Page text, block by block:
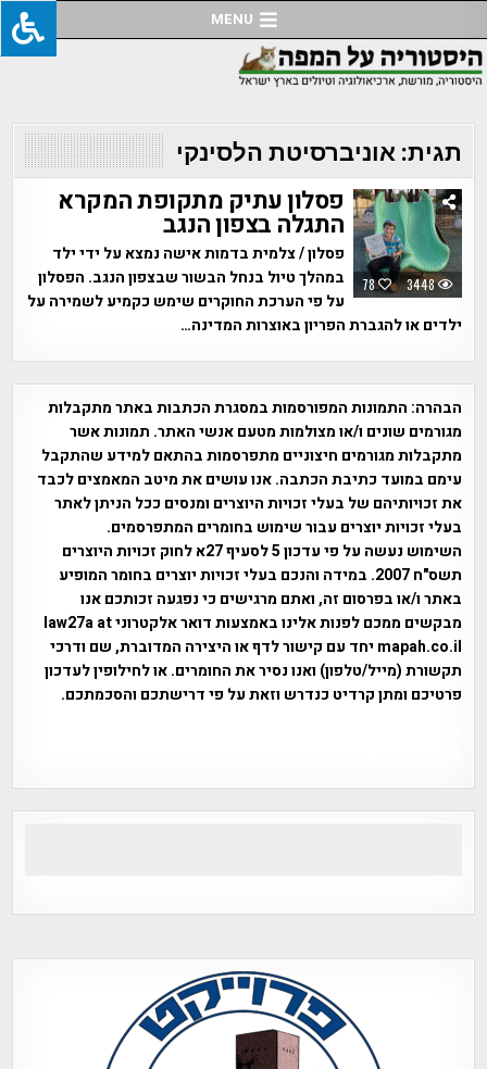
to
content
MENU
תגית:אוניברסיטת הלסינקי
78 3448
פסלון עתיק מתקופת המקרא
התגלה בצפון הנגב
פסלון / צלמית בדמות אישה נמצא על ידי ילד
במהלך טיול בנחל הבשור שבצפון הנגב. הפסלון
על פי הערכת החוקרים שימש כקמיע לשמירה על
ילדים או להגברת הפריון באוצרות המדינה…
הבהרה: התמונות המפורסמות במסגרת הכתבות באתר מתקבלות
מגורמים שונים ו/או מצולמות מטעם אנשי האתר. תמונות אשר
מתקבלות מגורמים חיצוניים מתפרסמות בהתאם למידע שהתקבל
עימם במועד כתיבת הכתבה. אנו עושים את מיטב המאמצים לכבד
את זכויותיהם של בעלי זכויות היוצרים ומנסים ככל הניתן לאתר
בעלי זכויות יוצרים עבור שימוש בחומרים המתפרסמים.
השימוש נעשה על פי עדכון 5 לסעיף 27א לחוק זכויות היוצרים
תשס"ח 2007. במידה והנכם בעלי זכויות יוצרים בחומר המופיע
באתר ו/או בפרסום זה, ואתם מרגישים כי נפגעה זכותכם אנו
מבקשים ממכם לפנות אלינו באמצעות דואר אלקטרוני law27a at
mapah.co.il יחד עם קישור לדף או היצירה המדוברת, שם ודרכי
תקשורת (מייל/טלפון) ואנו נסיר את החומרים. או לחילופין לעדכון
פרטיכם ומתן קרדיט כנדרש וזאת על פי דרישתכם והסכמתכם.